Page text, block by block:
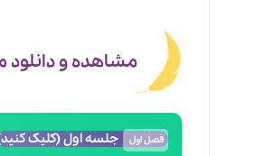
مشاهده و دانلود
فصلاول جلسه اول (کلیک